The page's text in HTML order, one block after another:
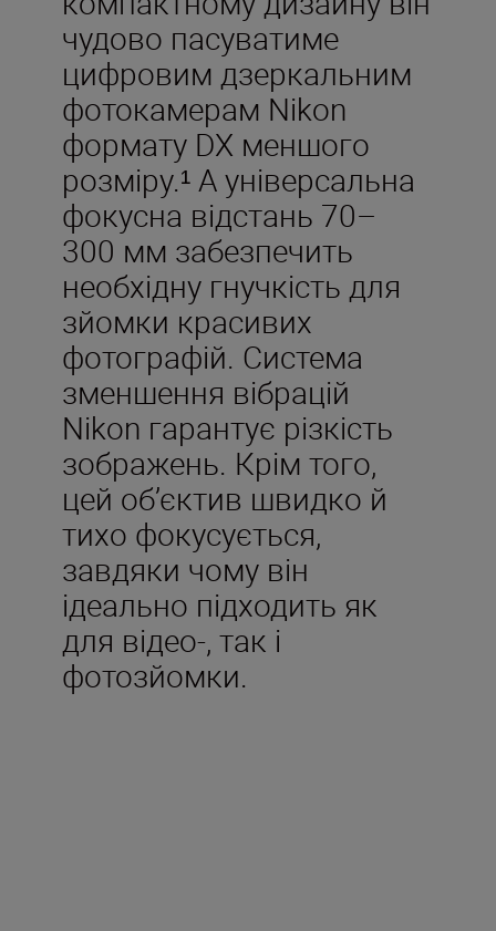
чудово пасуватиме
цифровим дзеркальним
фотокамерам Nikon
формату DX меншого
розміру.¹ А універсальна
фокусна відстань 70–
300 мм забезпечить
необхідну гнучкість для
зйомки красивих
фотографій. Система
зменшення вібрацій
Nikon гарантує різкість
зображень. Крім того,
цей об’єктив швидко й
тихо фокусується,
завдяки чому він
ідеально підходить як
для відео-, так і
фотозйомки.